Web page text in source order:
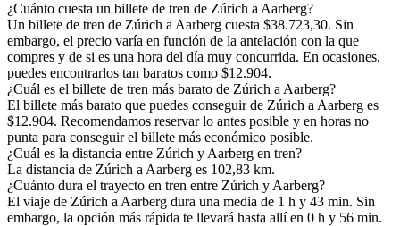
¿Cuánto cuesta un billete de tren de Zúrich a Aarberg?
Un billete de tren de Zúrich a Aarberg cuesta $38.723,30. Sin
embargo, el precio varía en función de la antelación con la que
compres y de si es una hora del día muy concurrida. En ocasiones,
puedes encontrarlos tan baratos como $12.904.
¿Cuál es el billete de tren más barato de Zúrich a Aarberg?
El billete más barato que puedes conseguir de Zúrich a Aarberg es
$12.904. Recomendamos reservar lo antes posible y en horas no
punta para conseguir el billete más económico posible.
¿Cuál es la distancia entre Zúrich y Aarberg en tren?
La distancia de Zúrich a Aarberg es 102,83 km.
¿Cuánto dura el trayecto en tren entre Zúrich y Aarberg?
El viaje de Zúrich a Aarberg dura una media de 1 h y 43 min. Sin
embargo, la opción más rápida te llevará hasta allí en 0 h y 56 min.